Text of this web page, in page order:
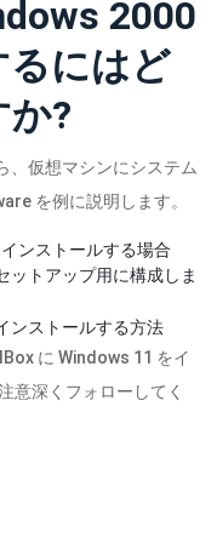
2000
るにはど
か?
、仮想マシンにシステム
を例に説明します。
ンストールする場合
ットアップ用に構成しま
ンストールする方法
に Windows 11 をイ
意深くフォローしてく